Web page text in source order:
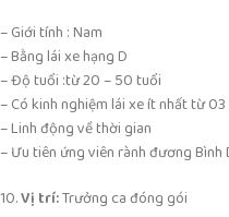
– Giới tính : Nam
– Bằng lái xe hạng D
– Độ tuổi :từ 20 – 50 tuổi
– Có kinh nghiệm lái xe ít nhất từ
– Linh động về thời gian
– Ưu tiên ứng viên rành đương Bình
10.Vị trí:Trưởng ca đóng gói